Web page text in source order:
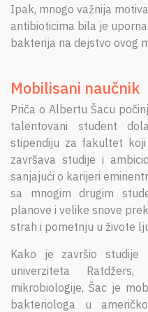
Ipak, mnogo važnija
antibioticima bila je
bakterija na dejstvo ovog
Mobilisani naučnik
Priča o Albertu Šacu
talentovani student
stipendiju za fakultet
završava studije i
sanjajući o karijeri
sa mnogim drugim
planove i velike snove
strah i pometnju u živote
Kako je završio studije
univerziteta
mikrobiologije, Šac je
bakteriologa u